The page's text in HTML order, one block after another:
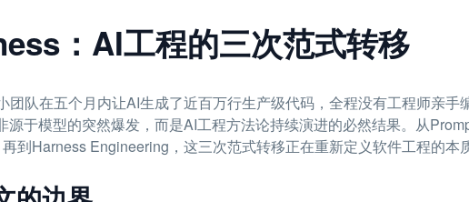
：AI工程的三次范式转移
团队在五个月内让AI生成了近百万行生产级代码，全程没有工程师亲手
于模型的突然爆发，而是AI工程方法论持续演进的必然结果。从
到Harness Engineering，这三次范式转移正在重新定义软件工程的本质